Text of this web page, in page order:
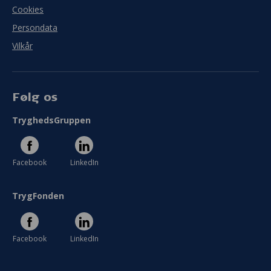
Cookies
Persondata
Vilkår
Følg os
TryghedsGruppen
Facebook LinkedIn
TrygFonden
Facebook LinkedIn